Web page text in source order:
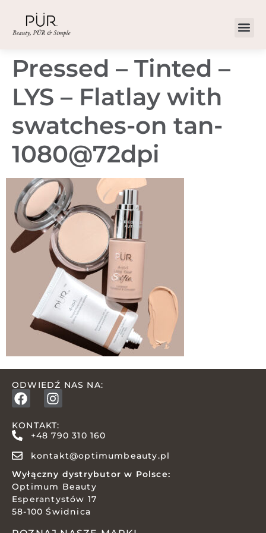
Pressed – Tinted –
LYS – Flatlay with
swatches-on tan-
1080@72dpi
ODWIEDŹ NAS NA:
KONTAKT:
+48 790 310 160
kontakt@optimumbeauty.pl
Wyłączny dystrybutor w Polsce:
Optimum Beauty
Esperantystów 17
58-100 Świdnica